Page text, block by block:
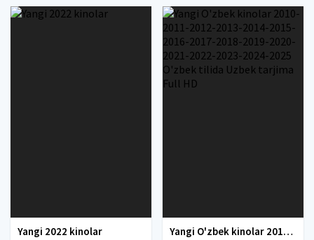
Yangi 2022 kinolar Yangi O'zbek kinolar 2010-2011-2012-2013-2014-2015-2016-2017-2018-2019-2020-2021-2022-2023-2024-2025 O'zbek tilida Uzbek tarjima Full HD